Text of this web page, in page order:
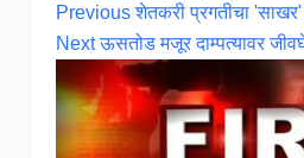
Previousशेतकरी प्रगतीचा 'साखर'
Nextऊसतोड मजूर दाम्पत्यावर